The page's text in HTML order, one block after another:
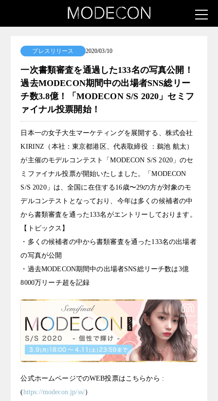
プレスリリース 2020/03/10
一次書類審査を通過した133名の写真公開！
過去MODECON期間中の出場者SNS総リー
チ数3.8億！「MODECON S/S 2020」セミフ
ァイナル投票開始！
日本一の女子大生マーケティングを展開する、株式会社
KIRINZ（本社：東京都港区、代表取締役 ：鵜池 航太）
が主催のモデルコンテスト「MODECON S/S 2020」のセ
ミファイナル投票が開始いたしました。「MODECON
S/S 2020」は、全国に在住する16歳〜29の方が対象のモ
デルコンテストとなっており、今年は多くの候補者の中
から書類審査を通った133名がエントリーしております。
【トピックス】
・多くの候補者の中から書類審査を通った133名の出場者
の写真が公開
・過去MODECON期間中の出場者SNS総リーチ数は3億
8000万リーチ超を記録
公式ホームページでのWEB投票はこちらから :
(https://modecon.jp/ss/）